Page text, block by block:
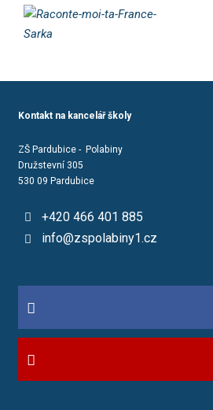
Kontakt na kancelář školy
ZŠ Pardubice - Polabiny
Družstevní 305
530 09 Pardubice
+420 466 401 885
info@zspolabiny1.cz